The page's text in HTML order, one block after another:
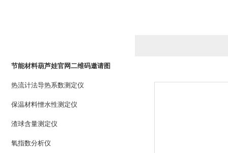
节能材料葫芦娃官网二维码邀请图
热流计法导热系数测定仪
保温材料憎水性测定仪
渣球含量测定仪
氧指数分析仪